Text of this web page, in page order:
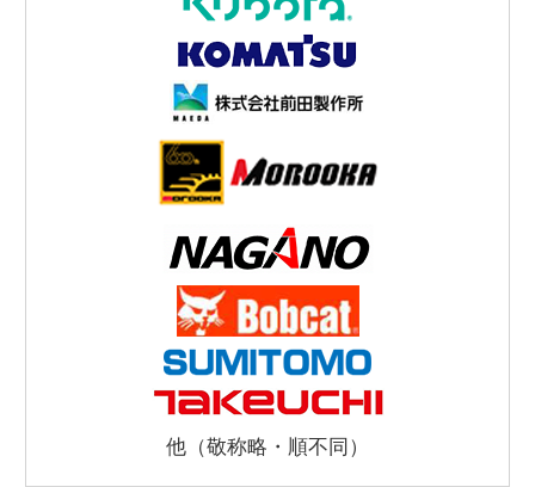
他（敬称略・順不同）